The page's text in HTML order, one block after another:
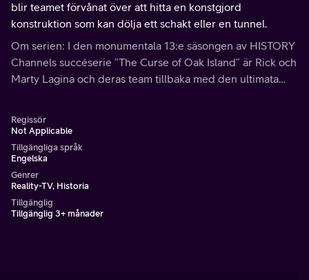
blir teamet förvånat över att hitta en konstgjord
konstruktion som kan dölja ett schakt eller en tunnel.
Om serien: I den monumentala 13:e säsongen av HISTORY
Channels succéserie ”The Curse of Oak Island” är Rick och
Marty Lagina och deras team tillbaka med den ultimata
Regissör
Not Applicable
Tillgängliga språk
Engelska
Genrer
Reality-TV, Historia
Tillgänglig
Tillgänglig 3+ månader